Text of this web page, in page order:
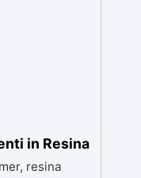
in Resina
resina